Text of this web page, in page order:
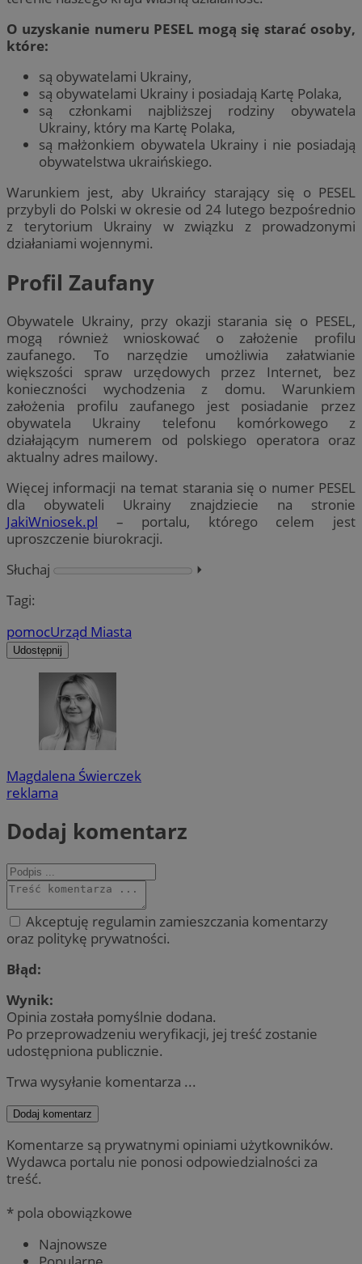
O uzyskanie numeru PESEL mogą się starać osoby,
które:
są obywatelami Ukrainy,
są obywatelami Ukrainy i posiadają Kartę Polaka,
są członkami najbliższej rodziny obywatela
Ukrainy, który ma Kartę Polaka,
są małżonkiem obywatela Ukrainy i nie posiadają
obywatelstwa ukraińskiego.
Warunkiem jest, aby Ukraińcy starający się o PESEL
przybyli do Polski w okresie od 24 lutego bezpośrednio
z terytorium Ukrainy w związku z prowadzonymi
działaniami wojennymi.
Profil Zaufany
Obywatele Ukrainy, przy okazji starania się o PESEL,
mogą również wnioskować o założenie profilu
zaufanego. To narzędzie umożliwia załatwianie
większości spraw urzędowych przez Internet, bez
konieczności wychodzenia z domu. Warunkiem
założenia profilu zaufanego jest posiadanie przez
obywatela Ukrainy telefonu komórkowego z
działającym numerem od polskiego operatora oraz
aktualny adres mailowy.
Więcej informacji na temat starania się o numer PESEL
dla obywateli Ukrainy znajdziecie na stronie
JakiWniosek.pl – portalu, którego celem jest
uproszczenie biurokracji.
Słuchaj
⏵︎
Tagi:
pomocUrząd Miasta
Udostępnij
Magdalena Świerczek
reklama
Dodaj komentarz
Akceptuję regulamin zamieszczania komentarzy
oraz politykę prywatności.
Błąd:
Wynik:
Opinia została pomyślnie dodana.
Po przeprowadzeniu weryfikacji, jej treść zostanie
udostępniona publicznie.
Trwa wysyłanie komentarza ...
Dodaj komentarz
Komentarze są prywatnymi opiniami użytkowników.
Wydawca portalu nie ponosi odpowiedzialności za
treść.
* pola obowiązkowe
Najnowsze